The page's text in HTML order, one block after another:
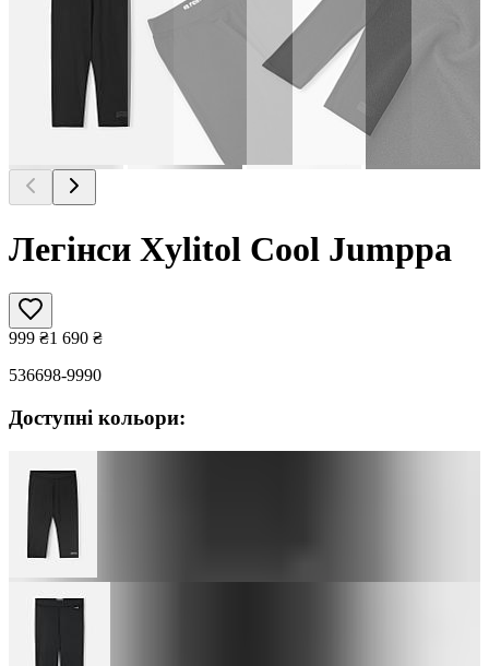
Легінси Xylitol Cool Jumppa
999 ₴1 690 ₴
536698-9990
Доступні кольори: